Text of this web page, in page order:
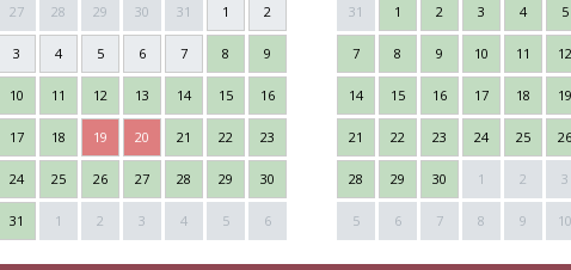
27 28 29 30 31 1 2
3 4 5 6 7 8 9
10 11 12 13 14 15 16
17 18 19 20 21 22 23
24 25 26 27 28 29 30
31 1 2 3 4 5 6
31 1 2 3 4 5
7 8 9 10 11 12
14 15 16 17 18 19
21 22 23 24 25 26
28 29 30 1 2 3
5 6 7 8 9 10